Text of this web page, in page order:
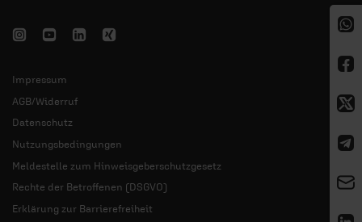
Impressum
AGB/Widerruf
Datenschutz
Nutzungsbedingungen
Meldestelle zum Hinweisgeberschutzgesetz
Rechte der Betroffenen (DSGVO)
Erklärung zur Barrierefreiheit